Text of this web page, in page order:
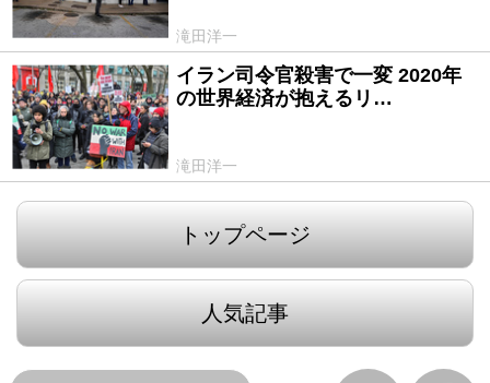
滝田洋一
2020/01/06
イラン司令官殺害で一変 2020年
の世界経済が抱えるリ…
滝田洋一
トップページ
人気記事